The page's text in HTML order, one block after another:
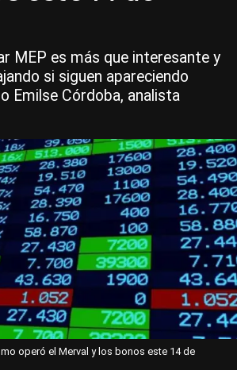
MEP es más que interesante y
si siguen apareciendo
Emilse Córdoba, analista
operó el Merval y los bonos este 14 de